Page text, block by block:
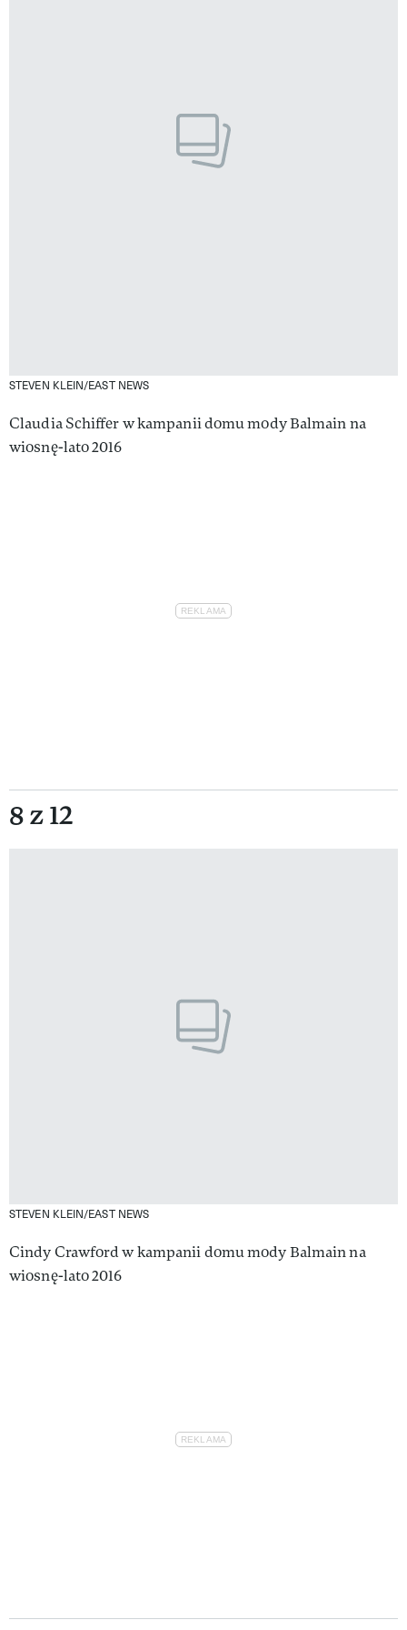
STEVEN KLEIN/EAST NEWS
Claudia Schiffer w kampanii domu mody Balmain na
wiosnę-lato 2016
8 z 12
STEVEN KLEIN/EAST NEWS
Cindy Crawford w kampanii domu mody Balmain na
wiosnę-lato 2016